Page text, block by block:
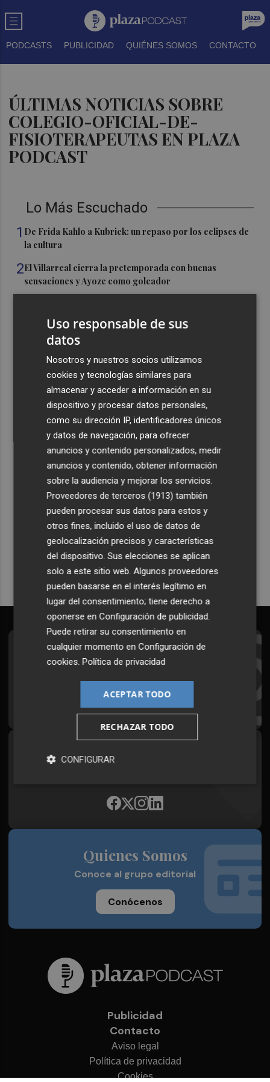
PODCASTS PUBLICIDAD QUIÉNES SOMOS CONTACTO
ÚLTIMAS NOTICIAS SOBRE
COLEGIO-OFICIAL-DE-
FISIOTERAPEUTAS EN PLAZA
PODCAST
Lo Más Escuchado
1 De Frida Kahlo a Kubrick: un repaso por los eclipses de
la cultura
2El Villarreal cierra la pretemporada con buenas
sensaciones y Ayoze como goleador
en el pregón en Elche: "se nota, se siente, el campo está
presente"
Cuenta atrás para el Rototom, un festival que hace de la
diversidad su "seña de identidad"
El centro de salud de Benetússer recibe un sello estatal
de calidad por su atención orientada a las personas
mayores
Recibe toda la actualidad de
Plaza Podcast en tu correo
Quiero suscribirme
Suscríbete al Boletín
Síguenos en redes
Quienes Somos
Conoce al grupo editorial
Conócenos
Publicidad
Contacto
Aviso legal
Política de privacidad
Cookies
Uso responsable de sus
datos
Nosotros y nuestros socios utilizamos
cookies y tecnologías similares para
almacenar y acceder a información en su
dispositivo y procesar datos personales,
como su dirección IP, identificadores únicos
y datos de navegación, para ofrecer
anuncios y contenido personalizados, medir
anuncios y contenido, obtener información
sobre la audiencia y mejorar los servicios.
Proveedores de terceros (1913) también
pueden procesar sus datos para estos y
otros fines, incluido el uso de datos de
geolocalización precisos y características
del dispositivo. Sus elecciones se aplican
solo a este sitio web. Algunos proveedores
pueden basarse en el interés legítimo en
lugar del consentimiento; tiene derecho a
oponerse enConfiguración de publicidad
Puede retirar su consentimiento en
cualquier momento enConfiguración de
cookies .Política de privacidad
ACEPTAR TODO
RECHAZAR TODO
CONFIGURAR